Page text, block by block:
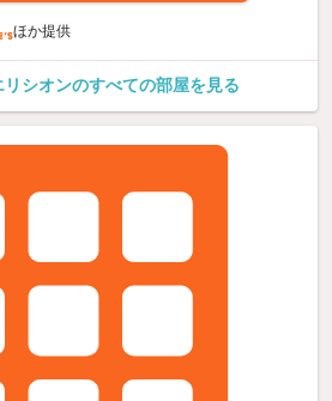
ほか提供
リシオンのすべての部屋を見る